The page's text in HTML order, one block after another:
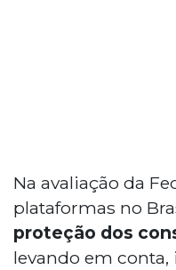
Na avaliação da
plataformas no
proteção dos
levando em